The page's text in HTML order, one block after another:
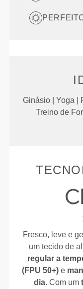
Ginásio | Yoga |
Treino de
Fresco, leve e
um tecido de
regular a
(FPU 50+) e
dia. Com um